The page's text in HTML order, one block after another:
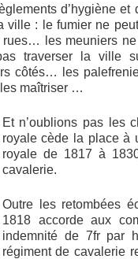
d’hygiène
ville : le fumier ne
rues… les meuniers
traverser la ville
côtés… les
maîtriser …
Et n’oublions pas les
royale cède la place à
royale de 1817 à
cavalerie.
Outre les retombées
1818 accorde aux
indemnité de 7fr par
régiment de cavalerie